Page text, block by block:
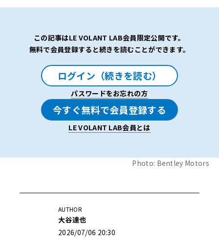
この記事はLE VOLANT LAB会員限定公開です。
無料で会員登録すると続きを読むことができます。
ログイン（続きを読む）
パスワードをお忘れの方
今すぐ無料で会員登録する
LE VOLANT LAB会員とは
Photo: Bentley Motors
AUTHOR
大谷達也
2026/07/06 20:30